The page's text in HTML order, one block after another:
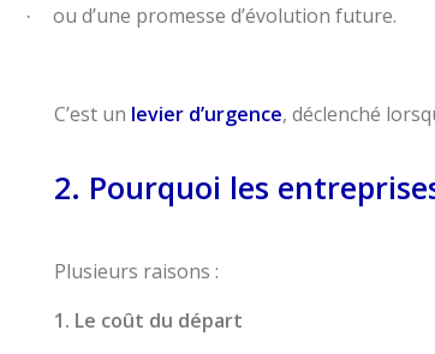
· ou d’une promesse d’évolution future.
C’est un levier d’urgence, déclenché
2. Pourquoi les
Plusieurs raisons :
1. Le coût du départ